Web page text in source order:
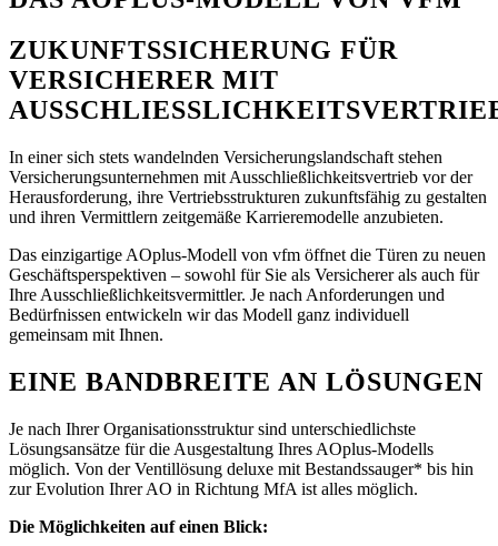
ZUKUNFTSSICHERUNG FÜR
VERSICHERER MIT
In einer sich stets wandelnden Versicherungslandschaft stehen
Versicherungsunternehmen mit Ausschließlichkeitsvertrieb vor der
Herausforderung, ihre Vertriebsstrukturen zukunftsfähig zu gestalten
und ihren Vermittlern zeitgemäße Karrieremodelle anzubieten.
Das einzigartige AOplus-Modell von vfm öffnet die Türen zu neuen
Geschäftsperspektiven – sowohl für Sie als Versicherer als auch für
Ihre Ausschließlichkeitsvermittler. Je nach Anforderungen und
Bedürfnissen entwickeln wirdas Modell ganz individuell
gemeinsam mit Ihnen.
EINE BANDBREITE AN LÖSUNGEN
Je nach Ihrer Organisationsstruktur sind unterschiedlichste
Lösungsansätze für die Ausgestaltung Ihres AOplus-Modells
möglich. Von der Ventillösung deluxe mit Bestandssauger* bis hin
zur Evolution Ihrer AO in Richtung MfA ist alles möglich.
Die Möglichkeiten auf einen Blick: